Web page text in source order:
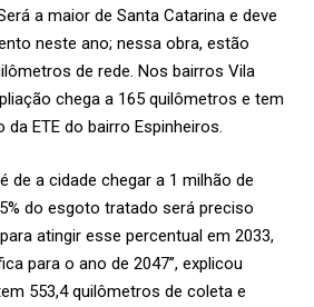
a maior de Santa Catarina e deve
neste ano; nessa obra, estão
de rede. Nos bairros Vila
chega a 165 quilômetros e tem
ETE do bairro Espinheiros.
de a cidade chegar a 1 milhão de
do esgoto tratado será preciso
atingir esse percentual em 2033,
para o ano de 2047”, explicou
553,4 quilômetros de coleta e